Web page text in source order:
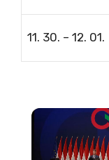
11. 30. – 12. 01.